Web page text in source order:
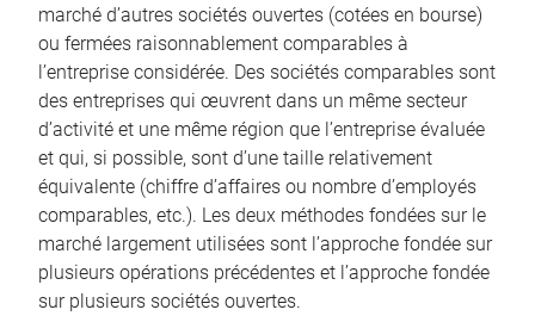
marché d’autres sociétés ouvertes (cotées en bourse)
ou fermées raisonnablement comparables à
l’entreprise considérée. Des sociétés comparables sont
des entreprises qui œuvrent dans un même secteur
d’activité et une même région que l’entreprise évaluée
et qui, si possible, sont d’une taille relativement
équivalente (chiffre d’affaires ou nombre d’employés
comparables, etc.). Les deux méthodes fondées sur le
marché largement utilisées sont l’approche fondée sur
plusieurs opérations précédentes et l’approche fondée
sur plusieurs sociétés ouvertes.